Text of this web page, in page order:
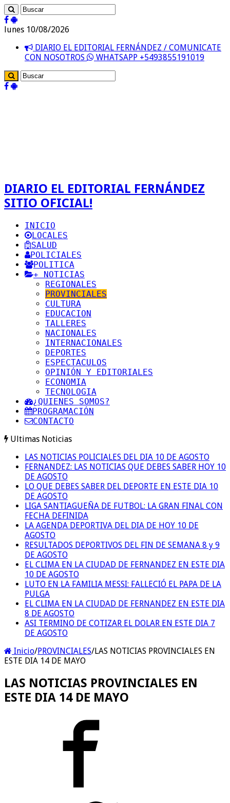
lunes 10/08/2026
DIARIO EL EDITORIAL FERNÁNDEZ / COMUNICATE
CON NOSOTROS
WHATSAPP +5493855191019
DIARIO EL EDITORIAL FERNÁNDEZ
SITIO OFICIAL!
INICIO
LOCALES
SALUD
POLICIALES
POLITICA
+ NOTICIAS
REGIONALES
PROVINCIALES
CULTURA
EDUCACION
TALLERES
NACIONALES
INTERNACIONALES
DEPORTES
ESPECTACULOS
OPINIÓN Y EDITORIALES
ECONOMIA
TECNOLOGIA
¿QUIENES SOMOS?
PROGRAMACIÓN
CONTACTO
Ultimas Noticias
LAS NOTICIAS POLICIALES DEL DIA 10 DE AGOSTO
FERNANDEZ: LAS NOTICIAS QUE DEBES SABER HOY 10
DE AGOSTO
LO QUE DEBES SABER DEL DEPORTE EN ESTE DIA 10
DE AGOSTO
LIGA SANTIAGUEÑA DE FUTBOL: LA GRAN FINAL CON
FECHA DEFINIDA
LA AGENDA DEPORTIVA DEL DIA DE HOY 10 DE
AGOSTO
RESULTADOS DEPORTIVOS DEL FIN DE SEMANA 8 y 9
DE AGOSTO
EL CLIMA EN LA CIUDAD DE FERNANDEZ EN ESTE DIA
10 DE AGOSTO
LUTO EN LA FAMILIA MESSI: FALLECIÓ EL PAPA DE LA
PULGA
EL CLIMA EN LA CIUDAD DE FERNANDEZ EN ESTE DIA
8 DE AGOSTO
ASI TERMINO DE COTIZAR EL DOLAR EN ESTE DIA 7
DE AGOSTO
Inicio/PROVINCIALES/LAS NOTICIAS PROVINCIALES EN
ESTE DIA 14 DE MAYO
LAS NOTICIAS PROVINCIALES EN
ESTE DIA 14 DE MAYO